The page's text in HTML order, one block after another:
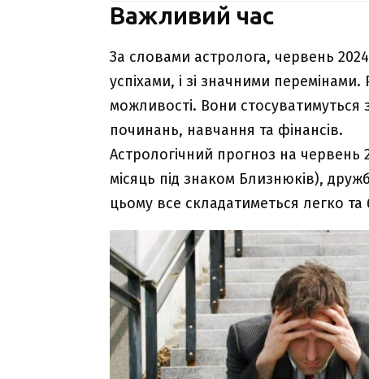
Важливий час
За словами астролога, червень
успіхами, і зі значними
можливості. Вони стосуватимуться
починань, навчання та фінансів.
Астрологічний прогноз на червень
місяць під знаком Близнюків),
цьому все складатиметься легко та